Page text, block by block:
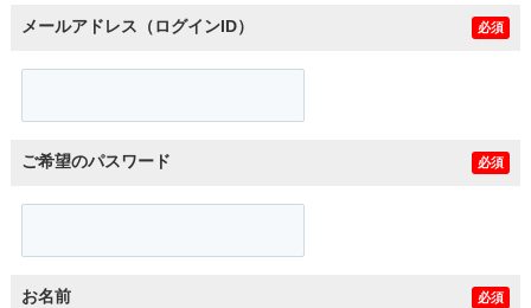
メールアドレス（ログインID） 必須
ご希望のパスワード 必須
お名前 必須